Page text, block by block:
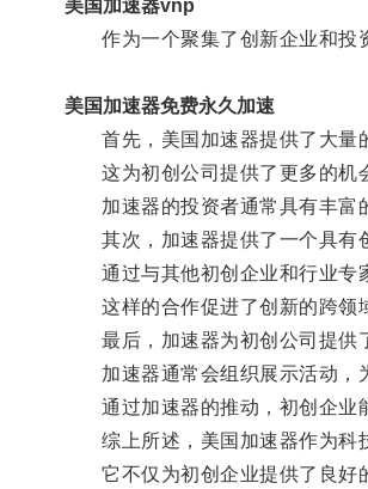
美国加速器vnp
作为一个聚集了创新企业和投资
美国加速器免费永久加速
首先，美国加速器提供了大量的
这为初创公司提供了更多的机
加速器的投资者通常具有丰富的
其次，加速器提供了一个具有
通过与其他初创企业和行业专家
这样的合作促进了创新的跨领域
最后，加速器为初创公司提供
加速器通常会组织展示活动，为
通过加速器的推动，初创企业能
综上所述，美国加速器作为科技
它不仅为初创企业提供了良好的